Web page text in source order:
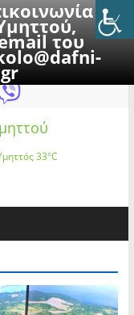
με
του
2026
33°C